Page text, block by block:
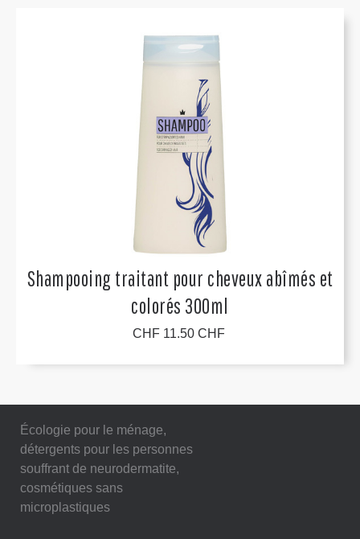
Shampooing traitant pour cheveux abîmés et
colorés 300ml
CHF 11.50 CHF
Écologie pour le ménage,
détergents pour les personnes
souffrant de neurodermatite,
cosmétiques sans
microplastiques